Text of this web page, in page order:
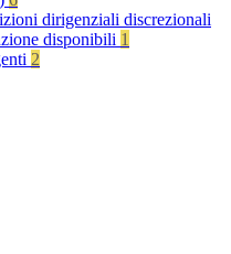
dirigenziali discrezionali
disponibili 1
2